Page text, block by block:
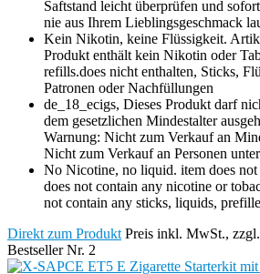
Saftstand leicht überprüfen und
nie aus Ihrem Lieblingsgeschmack
Kein Nikotin, keine Flüssigkeit.
Produkt enthält kein Nikotin oder
refills.does nicht enthalten, Sticks,
Patronen oder Nachfüllungen
de_18_ecigs, Dieses Produkt darf
dem gesetzlichen Mindestalter
Warnung: Nicht zum Verkauf an
Nicht zum Verkauf an Personen
No Nicotine, no liquid. item does
does not contain any nicotine or
not contain any sticks, liquids,
Direkt zum Produkt Preis inkl. MwSt.,
Bestseller Nr. 2